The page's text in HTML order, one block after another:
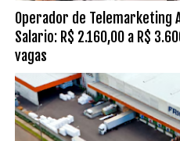
Operador de Telemarketing
Salario: R$ 2.160,00 a R$
vagas